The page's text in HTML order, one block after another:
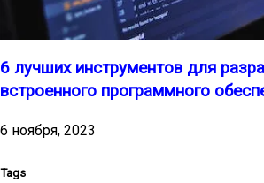
6 лучших инструментов для
встроенного программного
6 ноября, 2023
Tags